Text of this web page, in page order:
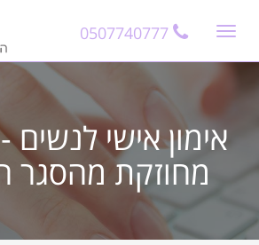
Toggle
אימון אישי
מחוזקת מהסגר